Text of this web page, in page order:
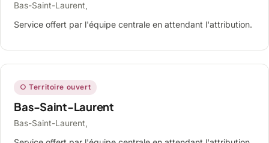
Bas-Saint-Laurent,
Service offert par l'équipe centrale en attendant l'attribution.
○ Territoire ouvert
Bas-Saint-Laurent
Bas-Saint-Laurent,